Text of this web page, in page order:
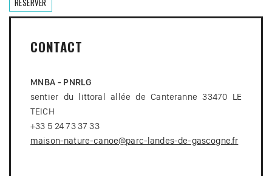
RÉSERVER
CONTACT
MNBA - PNRLG
sentier du littoral allée de Canteranne 33470 LE
TEICH
+33 5 24 73 37 33
maison-nature-canoe@parc-landes-de-gascogne.fr